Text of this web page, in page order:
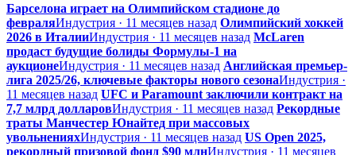
Барселона играет на Олимпийском стадионе до
февраляИндустрия · 11 месяцев назад Олимпийский хоккей
2026 в ИталииИндустрия · 11 месяцев назад McLaren
продаст будущие болиды Формулы-1 на
аукционеИндустрия · 11 месяцев назад Английская премьер-
лига 2025/26, ключевые факторы нового сезонаИндустрия ·
11 месяцев назад UFC и Paramount заключили контракт на
7,7 млрд долларовИндустрия · 11 месяцев назад Рекордные
траты Манчестер Юнайтед при массовых
увольненияхИндустрия · 11 месяцев назад US Open 2025,
рекордный призовой фонд $90 млнИндустрия · 11 месяцев